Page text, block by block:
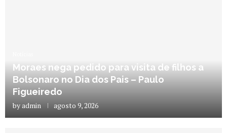
Moraes nega pedido para visita de filhos a
Bolsonaro no Dia dos Pais – Paulo
Figueiredo
byadmin agosto 9, 2026